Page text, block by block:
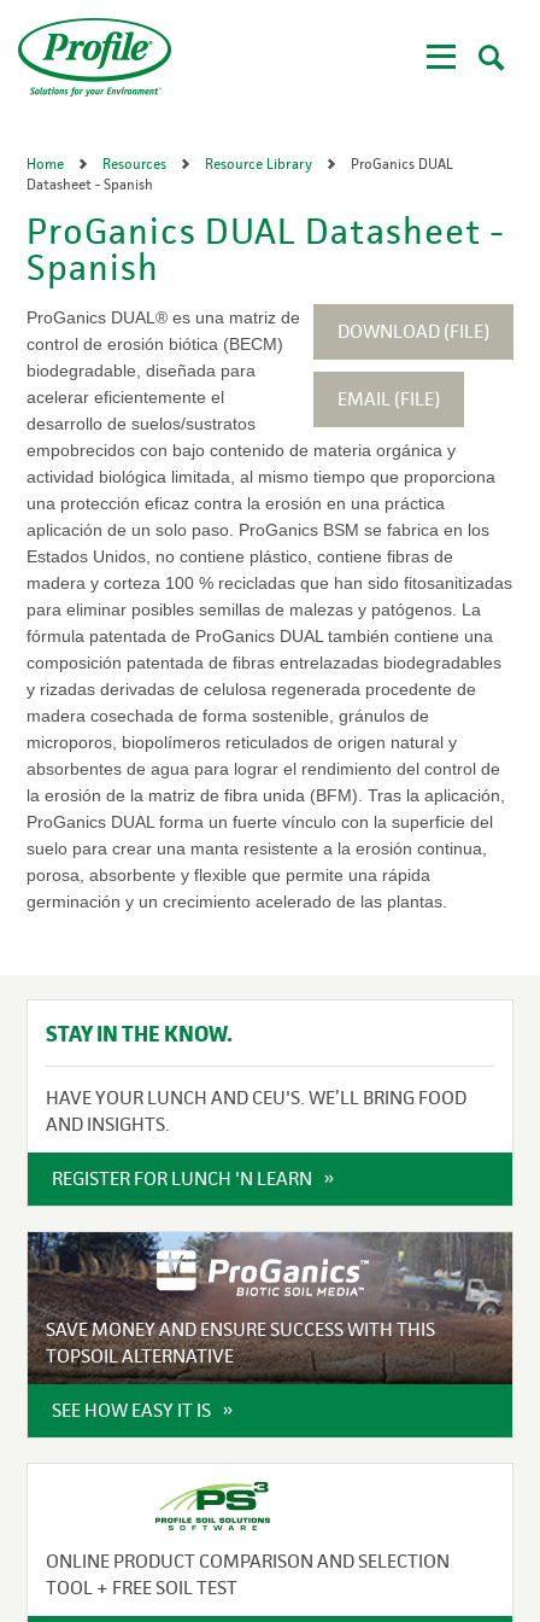
main
content
Home Resources Resource Library
ProGanics DUAL
Datasheet - Spanish
ProGanics DUAL Datasheet -
Spanish
DOWNLOAD (FILE)
EMAIL (FILE)
ProGanics DUAL® es una matriz de
control de erosión biótica (BECM)
biodegradable, diseñada para
acelerar eficientemente el
desarrollo de suelos/sustratos
empobrecidos con bajo contenido de materia orgánica y
actividad biológica limitada, al mismo tiempo que proporciona
una protección eficaz contra la erosión en una práctica
aplicación de un solo paso. ProGanics BSM se fabrica en los
Estados Unidos, no contiene plástico, contiene fibras de
madera y corteza 100 % recicladas que han sido fitosanitizadas
para eliminar posibles semillas de malezas y patógenos. La
fórmula patentada de ProGanics DUAL también contiene una
composición patentada de fibras entrelazadas biodegradables
y rizadas derivadas de celulosa regenerada procedente de
madera cosechada de forma sostenible, gránulos de
microporos, biopolímeros reticulados de origen natural y
absorbentes de agua para lograr el rendimiento del control de
la erosión de la matriz de fibra unida (BFM). Tras la aplicación,
ProGanics DUAL forma un fuerte vínculo con la superficie del
suelo para crear una manta resistente a la erosión continua,
porosa, absorbente y flexible que permite una rápida
germinación y un crecimiento acelerado de las plantas.
STAY IN THE KNOW.
HAVE YOUR LUNCH AND CEU'S. WE’LL BRING FOOD
AND INSIGHTS.
REGISTER FOR LUNCH 'N LEARN
SAVE MONEY AND ENSURE SUCCESS WITH THIS
TOPSOIL ALTERNATIVE
SEE HOW EASY IT IS
ONLINE PRODUCT COMPARISON AND SELECTION
TOOL + FREE SOIL TEST